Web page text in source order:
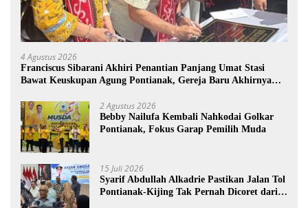
4 Agustus 2026
Franciscus Sibarani Akhiri Penantian Panjang Umat Stasi
Bawat Keuskupan Agung Pontianak, Gereja Baru Akhirnya
2 Agustus 2026
Bebby Nailufa Kembali Nahkodai Golkar
Pontianak, Fokus Garap Pemilih Muda
15 Juli 2026
Syarif Abdullah Alkadrie Pastikan Jalan Tol
Pontianak-Kijing Tak Pernah Dicoret dari